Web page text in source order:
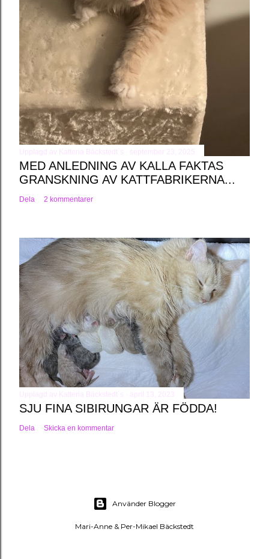
Upplagd av Katteria Bäckstedt´s september 23, 2025
MED ANLEDNING AV KALLA FAKTAS
GRANSKNING AV KATTFABRIKERNA...
Dela 2 kommentarer
Upplagd av Katteria Bäckstedt´s april 13, 2023
SJU FINA SIBIRUNGAR ÄR FÖDDA!
Dela Skicka en kommentar
Använder Blogger
Mari-Anne & Per-Mikael Bäckstedt